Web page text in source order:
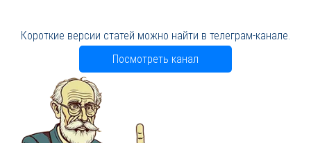
Короткие версии статей можно найти в телеграм-канале.
Посмотреть канал